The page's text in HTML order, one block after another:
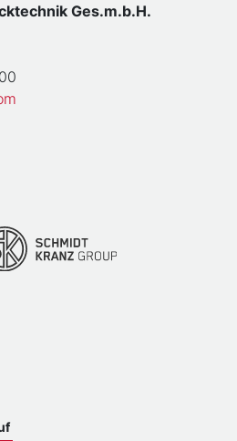
Ges.m.b.H.